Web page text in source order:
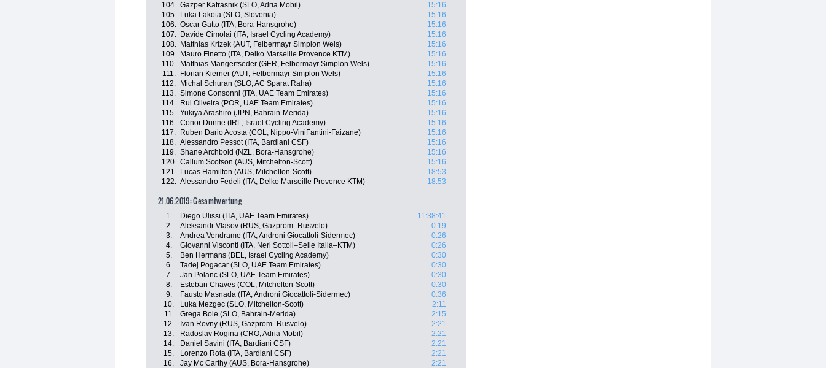
104. Gazper Katrasnik (SLO, Adria Mobil)
15:16
105.
Luka Lakota (SLO, Slovenia)
15:16
106. Oscar Gatto (ITA, Bora-Hansgrohe)
15:16
107.
Davide Cimolai (ITA, Israel Cycling Academy)
15:16
108.
Matthias Krizek (AUT, Felbermayr Simplon Wels)
15:16
109.
Mauro Finetto (ITA, Delko Marseille Provence KTM)
15:16
110.
Matthias Mangertseder (GER, Felbermayr Simplon Wels)
15:16
111.
Florian Kierner (AUT, Felbermayr Simplon Wels)
15:16
112.
Michal Schuran (SLO, AC Sparat Raha)
15:16
113. Simone Consonni (ITA, UAE Team Emirates)
15:16
114.
Rui Oliveira (POR, UAE Team Emirates)
15:16
115. Yukiya Arashiro (JPN, Bahrain-Merida)
15:16
116. Conor Dunne (IRL, Israel Cycling Academy)
15:16
117.
Ruben Dario Acosta (COL, Nippo-ViniFantini-Faizane)
15:16
118. Alessandro Pessot (ITA, Bardiani CSF)
15:16
119. Shane Archbold (NZL, Bora-Hansgrohe)
15:16
120. Callum Scotson (AUS, Mitchelton-Scott)
15:16
121.
Lucas Hamilton (AUS, Mitchelton-Scott)
18:53
122. Alessandro Fedeli (ITA, Delko Marseille Provence KTM) 18:53
21.06.2019: Gesamtwertung
1. Diego Ulissi (ITA, UAE Team Emirates)
11:38:41
2.
Aleksandr Vlasov (RUS, Gazprom–Rusvelo)
0:19
3.
Andrea Vendrame (ITA, Androni Giocattoli-Sidermec)
0:26
4.
Giovanni Visconti (ITA, Neri Sottoli–Selle Italia–KTM)
0:26
5.
Ben Hermans (BEL, Israel Cycling Academy)
0:30
6.
Tadej Pogacar (SLO, UAE Team Emirates)
0:30
7.
Jan Polanc (SLO, UAE Team Emirates)
0:30
8.
Esteban Chaves (COL, Mitchelton-Scott)
0:30
9.
Fausto Masnada (ITA, Androni Giocattoli-Sidermec)
0:36
10.
Luka Mezgec (SLO, Mitchelton-Scott)
2:11
11.
Grega Bole (SLO, Bahrain-Merida)
2:15
12.
Ivan Rovny (RUS, Gazprom–Rusvelo)
2:21
13.
Radoslav Rogina (CRO, Adria Mobil)
2:21
14.
Daniel Savini (ITA, Bardiani CSF)
2:21
15.
Lorenzo Rota (ITA, Bardiani CSF)
2:21
16.
Jay Mc Carthy (AUS, Bora-Hansgrohe)
2:21